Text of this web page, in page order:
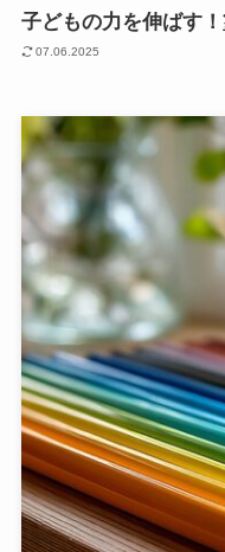
子どもの力を伸ばす
07.06.2025